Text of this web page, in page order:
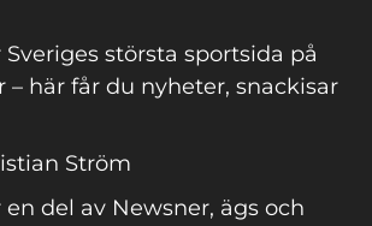
största sportsida på
– här får du nyheter, snackisar
Ström
del av Newsner, ägs och